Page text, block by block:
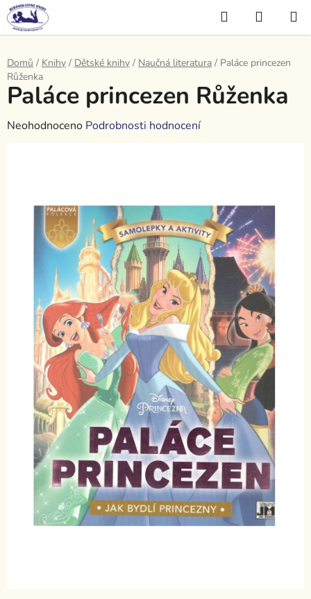
Přejít
na
obsah
Hledat
KOŠÍK
Domů / Knihy / Dětské knihy / Naučná literatura / Paláce princezen
Růženka
Paláce princezen Růženka
Průměrné
Neohodnoceno Podrobnosti hodnocení